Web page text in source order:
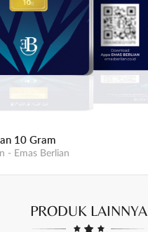
7 Gram
- Emas Berlian
PRODUK LAINNYA